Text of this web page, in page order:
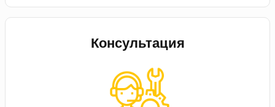
Консультация